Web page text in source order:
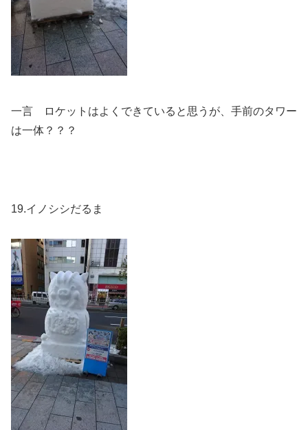
一言 ロケットはよくできていると思うが、手前のタワー
は一体？？？
19.イノシシだるま